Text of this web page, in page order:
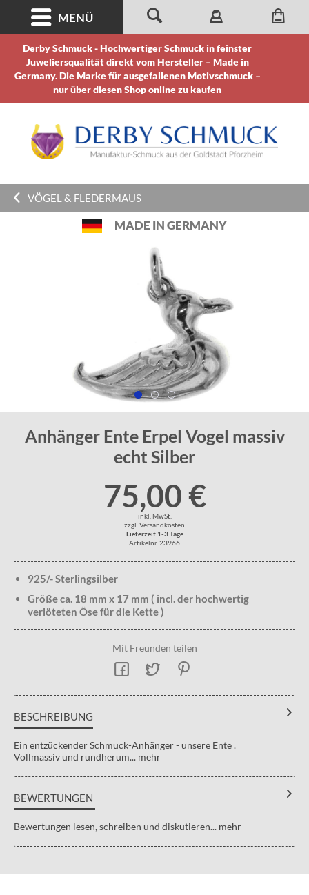
Derby Schmuck - Hochwertiger Schmuck in feinster
Juweliersqualität direkt vom Hersteller – Made in
Germany. Die Marke für ausgefallenen Motivschmuck –
nur über diesen Shop online zu kaufen
MENÜ
VÖGEL & FLEDERMAUS
MADE IN GERMANY
Anhänger Ente Erpel Vogel massiv
echt Silber
75,00 €
inkl. MwSt.
zzgl. Versandkosten
Lieferzeit 1-3 Tage
Artikelnr. 23966
925/- Sterlingsilber
Größe ca. 18 mm x 17 mm ( incl. der hochwertig
verlöteten Öse für die Kette )
Mit Freunden teilen
BESCHREIBUNG
Ein entzückender Schmuck-Anhänger - unsere Ente .
Vollmassiv und rundherum... mehr
BEWERTUNGEN
Bewertungen lesen, schreiben und diskutieren... mehr